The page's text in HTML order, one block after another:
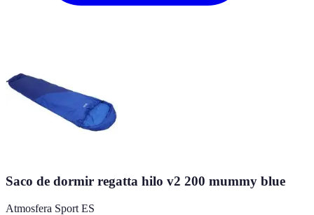
Saco de dormir regatta hilo v2 200 mummy blue
Atmosfera Sport ES